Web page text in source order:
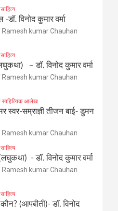
साहित्य
विनोद कुमार वर्मा
Ramesh kumar Chauhan
साहित्य
– डॉ. विनोद कुमार वर्मा
Ramesh kumar Chauhan
साहित्यिक आलेख
स्वर-सम्राज्ञी तीजन बाई- डुमन
Ramesh kumar Chauhan
साहित्य
​- डॉ. विनोद कुमार वर्मा
Ramesh kumar Chauhan
साहित्य
(आपबीती)​- डॉ. विनोद